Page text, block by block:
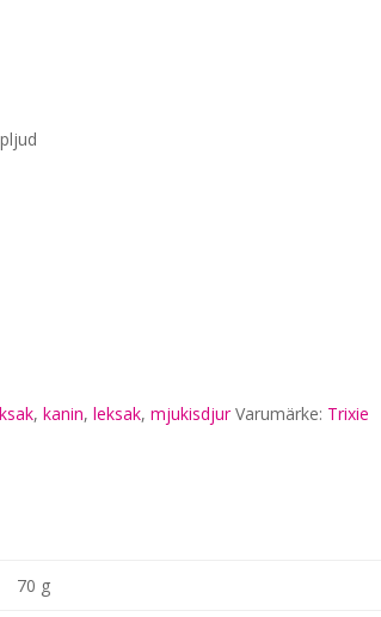
,kanin,leksak,mjukisdjur Varumärke: Trixie
70 g